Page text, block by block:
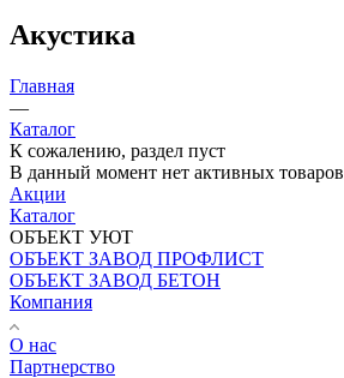
Акустика
Главная
—
Каталог
К сожалению, раздел пуст
В данный момент нет активных товаров
Акции
Каталог
ОБЪЕКТ УЮТ
ОБЪЕКТ ЗАВОД ПРОФЛИСТ
ОБЪЕКТ ЗАВОД БЕТОН
Компания
О нас
Партнерство